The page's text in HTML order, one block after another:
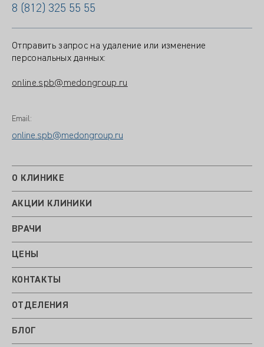
8 (812) 325 55 55
Отправить запрос на удаление или изменение
персональных данных:
online.spb@medongroup.ru
Email:
online.spb@medongroup.ru
О КЛИНИКЕ
АКЦИИ КЛИНИКИ
ВРАЧИ
ЦЕНЫ
КОНТАКТЫ
ОТДЕЛЕНИЯ
БЛОГ